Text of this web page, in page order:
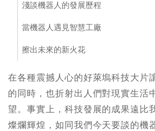
淺談機器人的發展歷程
當機器人遇見智慧工廠
擦出未來的新火花
在各種震撼人心的好萊塢科技大片
的同時，也折射出人們對現實生活
望。事實上，科技發展的成果遠比
燦爛輝煌，如同我們今天要談的機